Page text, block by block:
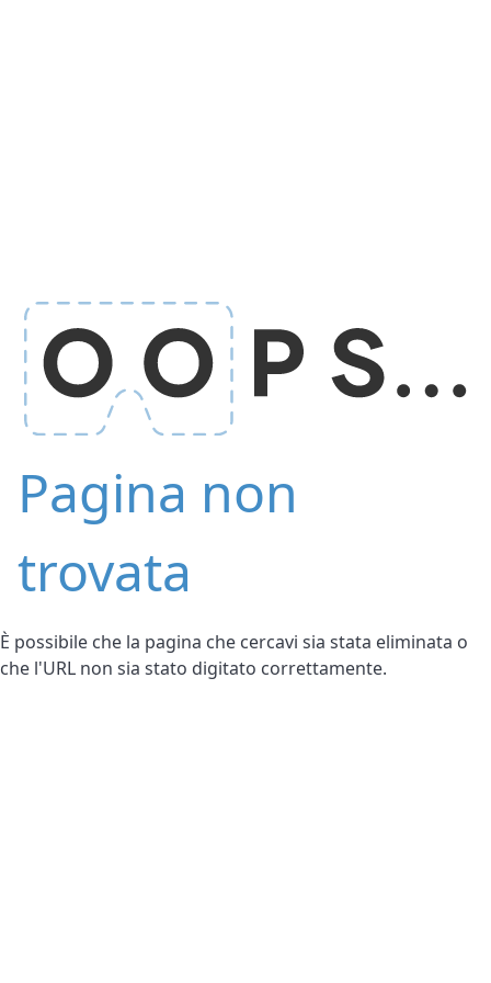
Pagina non
trovata
È possibile che la pagina che cercavi sia stata eliminata o
che l'URL non sia stato digitato correttamente.